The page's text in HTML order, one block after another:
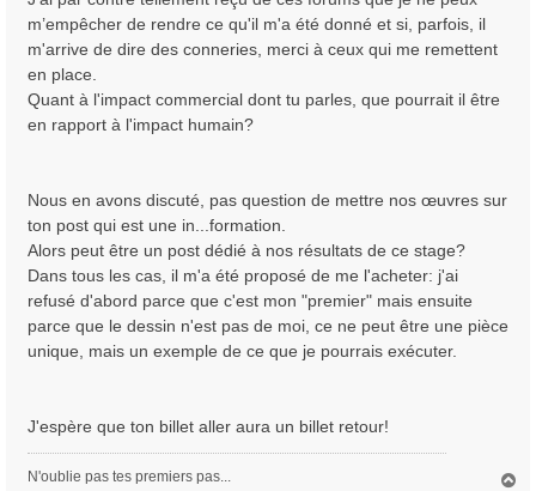
e
m’empêcher de rendre ce qu'il m'a été donné et si, parfois, il
m'arrive de dire des conneries, merci à ceux qui me remettent
en place.
Quant à l'impact commercial dont tu parles, que pourrait il être
en rapport à l'impact humain?
Nous en avons discuté, pas question de mettre nos œuvres sur
ton post qui est une in...formation.
Alors peut être un post dédié à nos résultats de ce stage?
Dans tous les cas, il m'a été proposé de me l'acheter: j'ai
refusé d'abord parce que c'est mon "premier" mais ensuite
parce que le dessin n'est pas de moi, ce ne peut être une pièce
unique, mais un exemple de ce que je pourrais exécuter.
J'espère que ton billet aller aura un billet retour!
N'oublie pas tes premiers pas...